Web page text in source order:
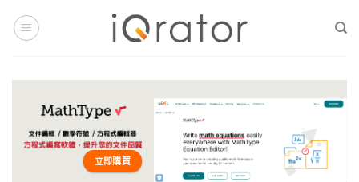
立即購買